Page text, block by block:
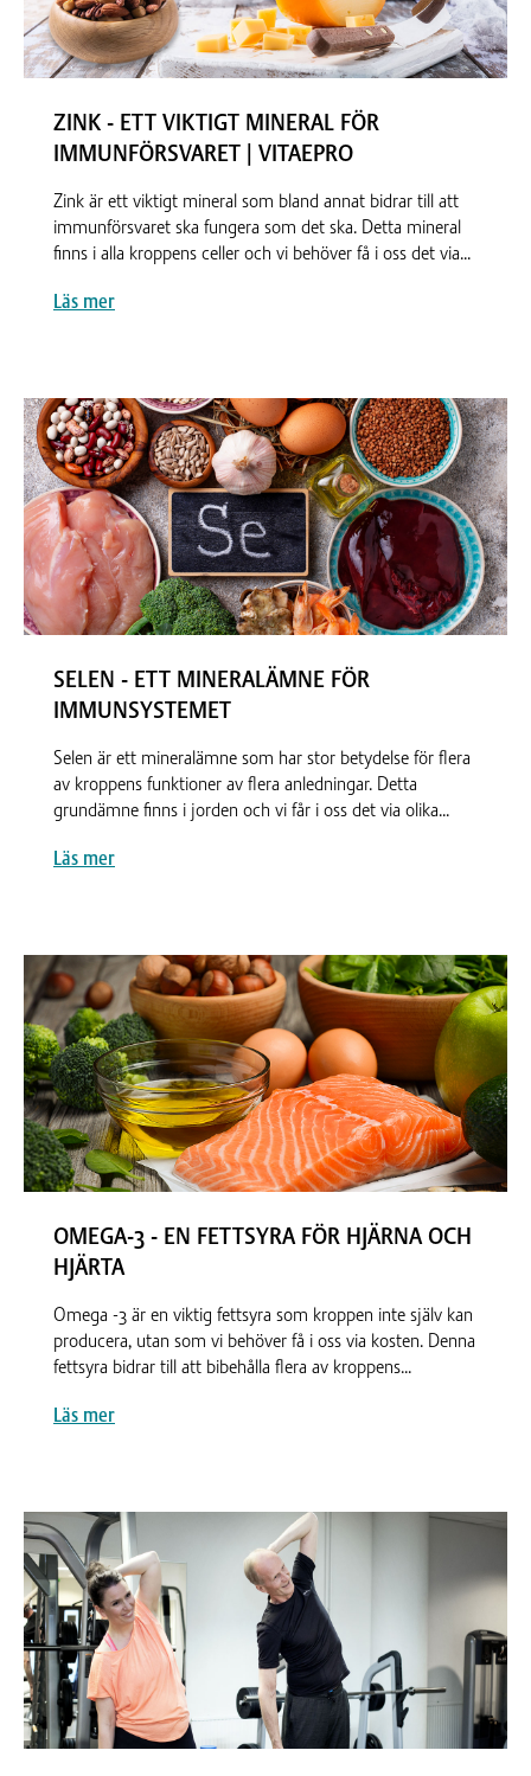
ZINK - ETT VIKTIGT MINERAL FÖR
IMMUNFÖRSVARET | VITAEPRO
Zink är ett viktigt mineral som bland annat bidrar till att
immunförsvaret ska fungera som det ska. Detta mineral
finns i alla kroppens celler och vi behöver få i oss det via...
Läs mer
SELEN - ETT MINERALÄMNE FÖR
IMMUNSYSTEMET
Selen är ett mineralämne som har stor betydelse för flera
av kroppens funktioner av flera anledningar. Detta
grundämne finns i jorden och vi får i oss det via olika...
Läs mer
OMEGA-3 - EN FETTSYRA FÖR HJÄRNA OCH
HJÄRTA
Omega -3 är en viktig fettsyra som kroppen inte själv kan
producera, utan som vi behöver få i oss via kosten. Denna
fettsyra bidrar till att bibehålla flera av kroppens...
Läs mer